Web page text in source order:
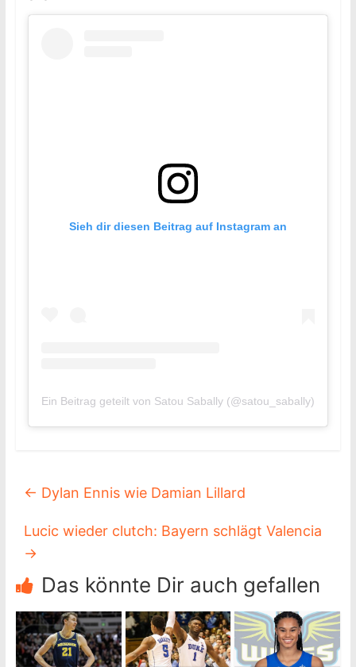
Sieh dir diesen Beitrag auf Instagram an
Ein Beitrag geteilt von Satou Sabally (@satou_sabally)
← Dylan Ennis wie Damian Lillard
Lucic wieder clutch: Bayern schlägt Valencia
→
Das könnte Dir auch gefallen